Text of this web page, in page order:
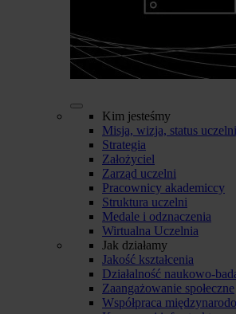
Kim jesteśmy
Misja, wizja, status uczelni
Strategia
Założyciel
Zarząd uczelni
Pracownicy akademiccy
Struktura uczelni
Medale i odznaczenia
Wirtualna Uczelnia
Jak działamy
Jakość kształcenia
Działalność naukowo-
Zaangażowanie społeczne
Współpraca